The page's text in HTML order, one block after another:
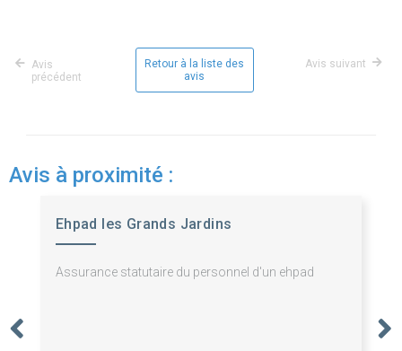
Avis
précédent
Retour à la liste des
avis
Avis suivant
Avis à proximité :
Ehpad les Grands Jardins
Assurance statutaire du personnel d'un ehpad